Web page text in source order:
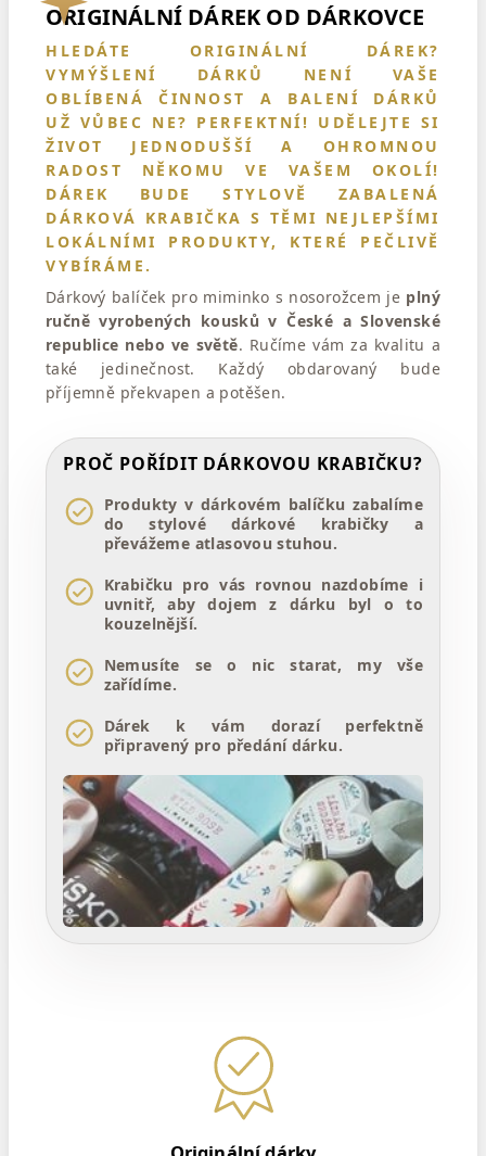
ORIGINÁLNÍ DÁREK OD DÁRKOVCE
HLEDÁTE ORIGINÁLNÍ DÁREK?
VYMÝŠLENÍ DÁRKŮ NENÍ VAŠE
OBLÍBENÁ ČINNOST A BALENÍ DÁRKŮ
UŽ VŮBEC NE? PERFEKTNÍ! UDĚLEJTE SI
ŽIVOT JEDNODUŠŠÍ
A OHROMNOU
RADOST NĚKOMU VE VAŠEM OKOLÍ!
DÁREK BUDE STYLOVĚ ZABALENÁ
DÁRKOVÁ KRABIČKA S TĚMI NEJLEPŠÍMI
LOKÁLNÍMI PRODUKTY, KTERÉ PEČLIVĚ
VYBÍRÁME.
Dárkový balíček pro miminko s nosorožcem je plný
ručně vyrobených kousků v České a Slovenské
republice nebo ve světě. Ručíme vám za kvalitu a
také jedinečnost. Každý obdarovaný bude
příjemně překvapen a potěšen.
PROČ POŘÍDIT DÁRKOVOU KRABIČKU?
Produkty v dárkovém balíčku zabalíme
do stylové dárkové krabičky a
převážeme atlasovou stuhou.
Krabičku pro vás rovnou nazdobíme i
uvnitř, aby dojem z dárku byl o to
kouzelnější.
Nemusíte se o nic starat, my vše
zařídíme.
Dárek k vám dorazí perfektně
připravený pro předání dárku.